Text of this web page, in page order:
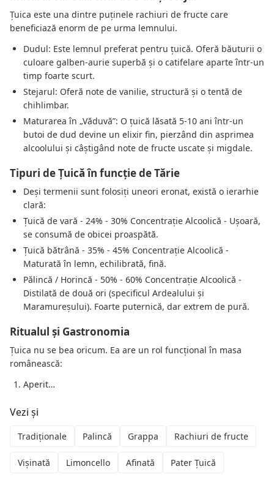
Țuica este una dintre puținele rachiuri de fructe care
beneficiază enorm de pe urma lemnului.
Dudul: Este lemnul preferat pentru țuică. Oferă băuturii o
culoare galben-aurie superbă și o catifelare aparte într-un
timp foarte scurt.
Stejarul: Oferă note de vanilie, structură și o tentă de
chihlimbar.
Maturarea în „Văduvă”: O țuică lăsată 5-10 ani într-un
butoi de dud devine un elixir fin, pierzând din asprimea
alcoolului și câștigând note de fructe uscate și migdale.
Tipuri de Țuică în funcție de Tărie
Deși termenii sunt folosiți uneori eronat, există o ierarhie
clară:
Țuică de vară - 24% - 30% Concentrație Alcoolică - Ușoară,
se consumă de obicei proaspătă.
Țuică bătrână - 35% - 45% Concentrație Alcoolică -
Maturată în lemn, echilibrată, fină.
Pălincă / Horincă - 50% - 60% Concentrație Alcoolică -
Distilată de două ori (specificul Ardealului și
Maramureșului). Foarte puternică, dar extrem de pură.
Ritualul și Gastronomia
Țuica nu se bea oricum. Ea are un rol funcțional în masa
românească:
Aperit…
Vezi și
Tradiționale Palincă Grappa Rachiuri de fructe
Vișinată Limoncello Afinată Pater Țuică